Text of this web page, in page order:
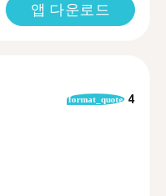
앱 다운로드
format_quote 4